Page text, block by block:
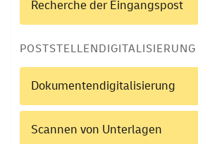
Recherche der Eingangspost
POSTSTELLENDIGITALISIERUNG
Dokumentendigitalisierung
Scannen von Unterlagen